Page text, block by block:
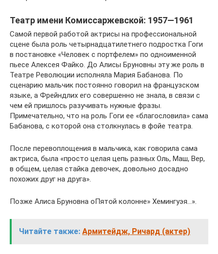
Театр имени Комиссаржевской: 1957—1961
Самой первой работой актрисы на профессиональной
сцене была роль четырнадцатилетнего подростка Гоги
в постановке «Человек с портфелем» по одноименной
пьесе Алексея Файко. До Алисы Бруновны эту же роль в
Театре Революции исполняла Мария Бабанова. По
сценарию мальчик постоянно говорил на французском
языке, а Фрейндлих его совершенно не знала, в связи с
чем ей пришлось разучивать нужные фразы.
Примечательно, что на роль Гоги ее «благословила» сама
Бабанова, с которой она столкнулась в фойе театра.
После перевоплощения в мальчика, как говорила сама
актриса, была «просто целая цепь разных Оль, Маш, Вер,
в общем, целая стайка девочек, довольно досадно
похожих друг на друга».
Позже Алиса Бруновна оПятой колонне» Хемингуэя…».
Читайте также: Армитейдж, Ричард (актер)